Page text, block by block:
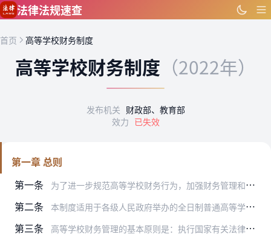
跳到主要内容
法律法规速查
首页 高等学校财务制度
高等学校财务制度 （2022年）
发布机关 财政部、教育部
效力 已失效
第一章 总则
第一条
为了进一步规范高等学校财务行为，加强财务管理和监督，提升财务治理能力和水平，提高资金使用效益，促进高等教育事业健康发展，根据《事业单位财务规则》（财政部令第10…
第二条 本制度适用于各级人民政府举办的全日制普通高等学校、成人高等学校（以下统称高等学校）。其他社会组织和个人举办的上述学校可以参照本制度执行。
第三条 高等学校财务管理的基本原则是：执行国家有关法律、法规和财务规章制度；坚持勤俭办学的方针；正确处理事业发展需要和资金供给的关系，社会效益和经济效益的关系，国家、学…